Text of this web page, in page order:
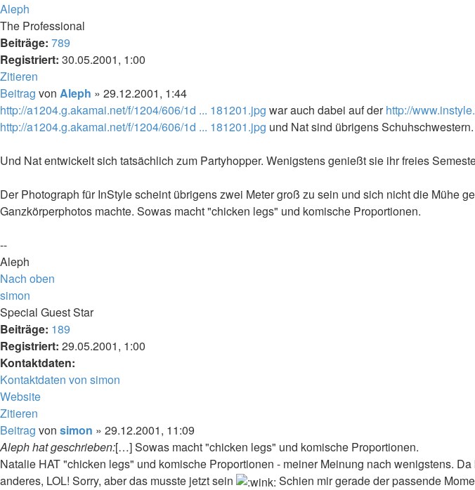
Aleph
The Professional
Beiträge: 789
Registriert: 30.05.2001, 1:00
Zitieren
Beitrag von Aleph » 29.12.2001, 1:44
http://a1204.g.akamai.net/f/1204/606/1d ... 181201.jpg war auch dabei auf derhttp://
http://a1204.g.akamai.net/f/1204/606/1d ... 181201.jpg und Nat sind übrigens Schuhschwestern.
Und Nat entwickelt sich tatsächlich zum Partyhopper. Wenigstens genießt sie ihr freies
Der Photograph für InStyle scheint übrigens zwei Meter groß zu sein und sich nicht die Mühe
Ganzkörperphotos machte. Sowas macht "chicken legs" und komische Proportionen.
--
Aleph
Nach oben
simon
Special Guest Star
Beiträge: 189
Registriert: 29.05.2001, 1:00
Kontaktdaten:
Kontaktdaten von simon
Website
Zitieren
Beitrag von simon » 29.12.2001, 11:09
Aleph hat geschrieben:[…] Sowas macht "chicken legs" und komische Proportionen.
Natalie HAT "chicken legs" und komische Proportionen - meiner Meinung nach wenigstens.
anderes, LOL! Sorry, aber das musste jetzt sein
Schien mir gerade der passende